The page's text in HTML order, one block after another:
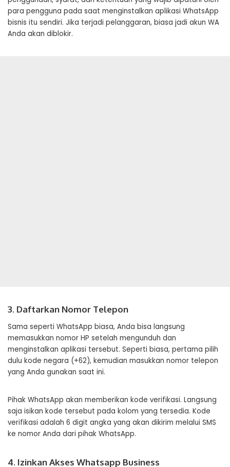
para pengguna pada saat menginstalkan aplikasi WhatsApp
bisnis itu sendiri. Jika terjadi pelanggaran, biasa jadi akun WA
Anda akan diblokir.
3. Daftarkan Nomor Telepon
Sama seperti WhatsApp biasa, Anda bisa langsung
memasukkan nomor HP setelah mengunduh dan
menginstalkan aplikasi tersebut. Seperti biasa, pertama pilih
dulu kode negara (+62), kemudian masukkan nomor telepon
yang Anda gunakan saat ini.
Pihak WhatsApp akan memberikan kode verifikasi. Langsung
saja isikan kode tersebut pada kolom yang tersedia. Kode
verifikasi adalah 6 digit angka yang akan dikirim melalui SMS
ke nomor Anda dari pihak WhatsApp.
4. Izinkan Akses Whatsapp Business